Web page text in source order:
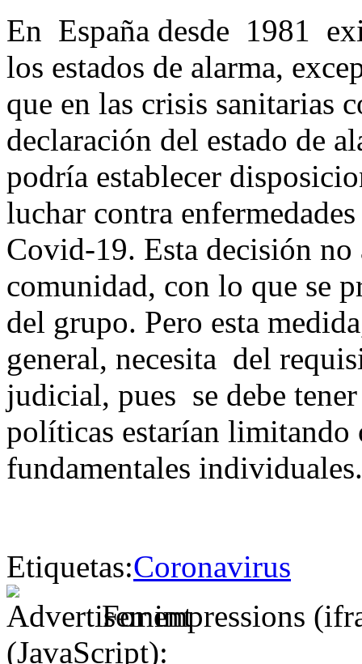
En España desde 1981
los estados de alarma,
que en las crisis sanitarias
declaración del estado de
podría establecer
luchar contra
Covid-19. Esta decisión
comunidad, con lo que se
del grupo. Pero esta
general, necesita del
judicial, pues se debe
políticas estarían limitando
fundamentales individuales.
Etiquetas:Coronavirus
For impressions
(JavaScript):